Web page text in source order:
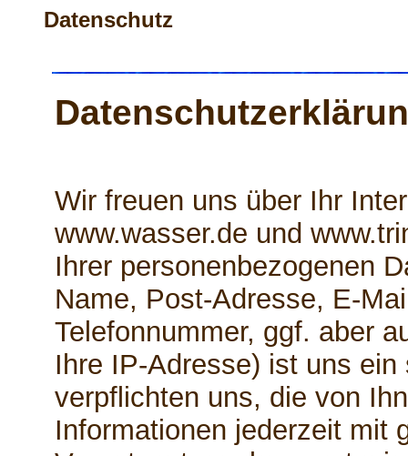
Datenschutz
Wir freuen uns über Ihr
www.wasser.de und
Ihrer personenbezogenen
Name, Post-Adresse, E-
Telefonnummer, ggf. aber
Ihre IP-Adresse) ist uns
verpflichten uns, die von
Informationen jederzeit mit